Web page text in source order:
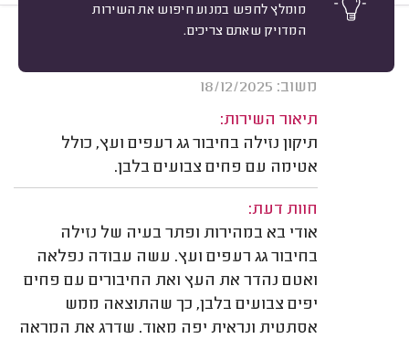
מומלץ לחפש במנוע חיפוש את השירות
המדויק שאתם צריכים.
סיון קיש, רמת גן.
משוב: 18/12/2025
תיאור השירות:
תיקון נזילה בחיבור גג רעפים ועץ, כולל
אטימה עם פחים צבועים בלבן.
חוות דעת:
אודי בא במהירות ופתר בעיה של נזילה
בחיבור גג רעפים ועץ. עשה עבודה נפלאה
ואטם נהדר את העץ ואת החיבורים עם פחים
יפים צבועים בלבן, כך שהתוצאה ממש
אסתטית ונראית יפה מאוד. שדרג את המראה